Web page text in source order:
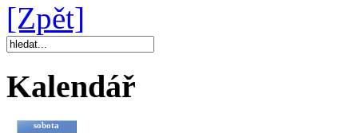
[Zpět]
Kalendář
sobota